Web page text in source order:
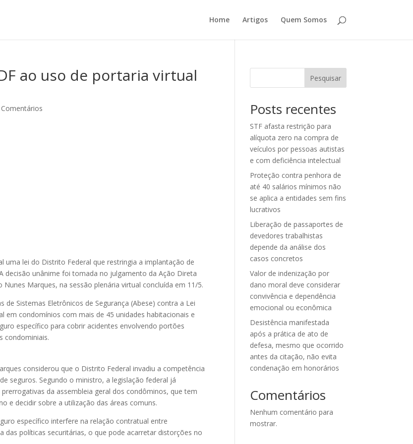
Home Artigos Quem Somos
ao uso de portaria virtual
uma lei do Distrito Federal que restringia a implantação de
decisão unânime foi tomada no julgamento da Ação Direta
Nunes Marques, na sessão plenária virtual concluída em 11/5.
Sistemas Eletrônicos de Segurança (Abese) contra a Lei
em condomínios com mais de 45 unidades habitacionais e
específico para cobrir acidentes envolvendo portões
condominiais.
considerou que o Distrito Federal invadiu a competência
seguros. Segundo o ministro, a legislação federal já
da assembleia geral dos condôminos, que tem
e decidir sobre a utilização das áreas comuns.
específico interfere na relação contratual entre
políticas securitárias, o que pode acarretar distorções no
Pesquisar
Posts recentes
STF afasta restrição para
alíquota zero na compra de
veículos por pessoas autistas
e com deficiência intelectual
Proteção contra penhora de
até 40 salários mínimos não
se aplica a entidades sem fins
lucrativos
Liberação de passaportes de
devedores trabalhistas
depende da análise dos
casos concretos
Valor de indenização por
dano moral deve considerar
convivência e dependência
emocional ou econômica
Desistência manifestada
após a prática de ato de
defesa, mesmo que ocorrido
antes da citação, não evita
condenação em honorários
Comentários
Nenhum comentário para
mostrar.